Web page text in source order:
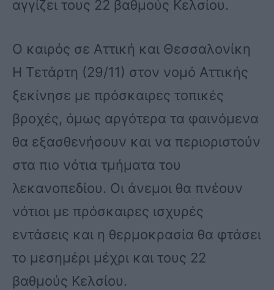
αγγίζει τους 22 βαθμούς Κελσίου.
Ο καιρός σε Αττική και Θεσσαλονίκη
Η Τετάρτη (29/11) στον νομό Αττικής
ξεκίνησε με πρόσκαιρες τοπικές
βροχές, όμως αργότερα τα φαινόμενα
θα εξασθενήσουν και να περιοριστούν
στα πιο νότια τμήματα του
λεκανοπεδίου. Οι άνεμοι θα πνέουν
νότιοι με πρόσκαιρες ισχυρές
εντάσεις και η θερμοκρασία θα φτάσει
το μεσημέρι μέχρι και τους 22
βαθμούς Κελσίου.